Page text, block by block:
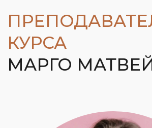
и продвижении в Instagram*.
Поэтому запустила комплексный
"МАРКЕТИНГ | REELS | ВИЗУАЛ "
Reels и секреты алгоритмов Инстаграм*.